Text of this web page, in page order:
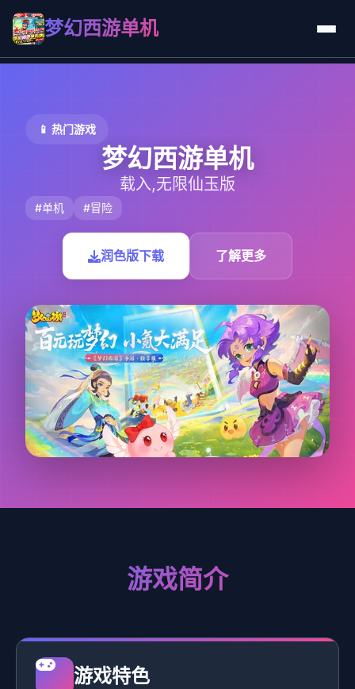
梦幻西游单机
📱 热门游戏
梦幻西游单机
载入,无限仙玉版
#单机 #冒险
润色版下载 了解更多
游戏简介
游戏特色